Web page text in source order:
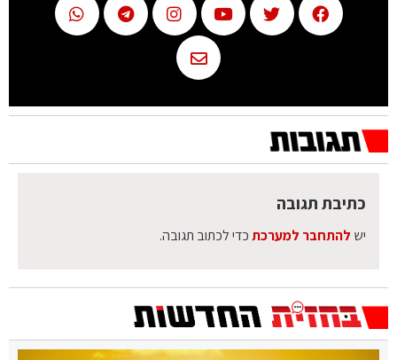
כתיבת תגובה
יש להתחבר למערכתכדי לכתוב תגובה.